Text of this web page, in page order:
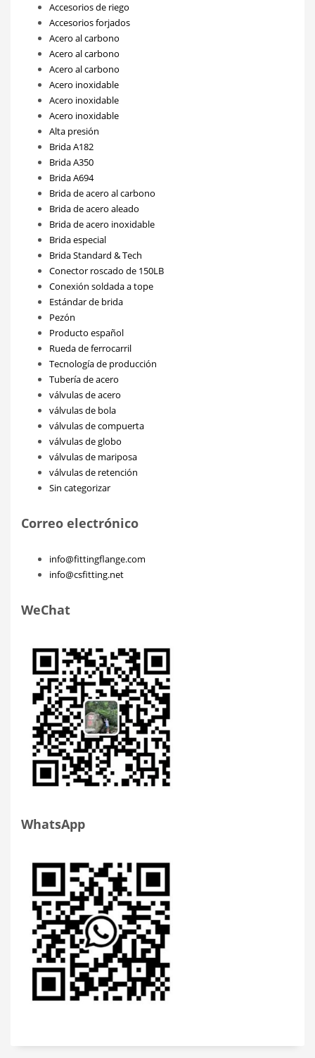
Accesorios de riego
Accesorios forjados
Acero al carbono
Acero al carbono
Acero al carbono
Acero inoxidable
Acero inoxidable
Acero inoxidable
Alta presión
Brida A182
Brida A350
Brida A694
Brida de acero al carbono
Brida de acero aleado
Brida de acero inoxidable
Brida especial
Brida Standard & Tech
Conector roscado de 150LB
Conexión soldada a tope
Estándar de brida
Pezón
Producto español
Rueda de ferrocarril
Tecnología de producción
Tubería de acero
válvulas de acero
válvulas de bola
válvulas de compuerta
válvulas de globo
válvulas de mariposa
válvulas de retención
Sin categorizar
Correo electrónico
info@fittingflange.com
info@csfitting.net
WeChat
WhatsApp